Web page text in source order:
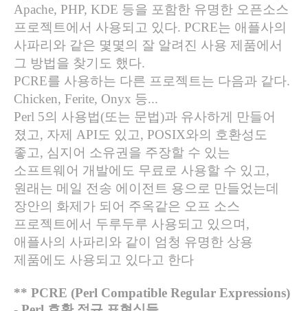
Apache, PHP, KDE 등을 포함한 유명한 오픈소스
프로젝트에서 사용되고 있다. PCRE는 애플사의
사파리와 같은 몇몇의 잘 알려진 사용 제품에서
그 방법을 찾기도 했다.
PCRE를 사용하는 다른 프로젝트는 다음과 같다.
Chicken, Ferite, Onyx 등...
Perl 5의 사용법(또는 문법)과 유사하게 만들어
졌고, 자제 API도 있고, POSIX와의 호환성도
좋고, 심지어 소유권을 주장할 수 있는
소프트웨어 개발에도 무료로 사용할 수 있고,
원래는 메일 전송 에이전트 용으로 만들었는데
장안의 화제가 되어 주옥같은 오프 소스
프로젝트에서 두루두루 사용되고 있으며 ,
애플사의 사파리와 같이 엄청 유명한 상용
제품에도 사용되고 있다고 한다
** PCRE (Perl Compatible Regular Expressions)